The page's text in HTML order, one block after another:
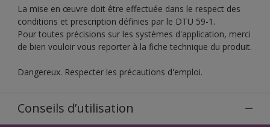
La mise en œuvre doit être effectuée dans le respect des
conditions et prescription définies par le DTU 59-1.
Pour toutes précisions sur les systèmes d'application, merci
de bien vouloir vous reporter à la fiche technique du produit.
Dangereux. Respecter les précautions d'emploi.
Conseils d’utilisation